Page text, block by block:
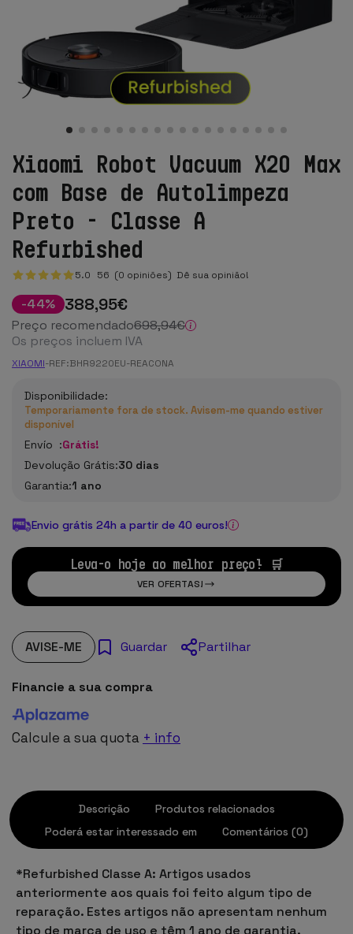
Xiaomi Robot Vacuum X20 Max
com Base de Autolimpeza
Preto - Classe A
Refurbished
5.0 56 (0 opiniões) Dê sua opinião!
-44% 388,95€
Preço recomendado698,94€
Os preços incluem IVA
XIAOMI-REF:BHR9220EU-REACONA
Disponibilidade:
Temporariamente fora de stock. Avisem-me quando estiver
disponível
Envío :Grátis!
Devolução Grátis:30 dias
Garantia:1 ano
Envio grátis 24h a partir de 40 euros!
Leva-o hoje ao melhor preço! 🛒
VER OFERTAS!
AVISE-ME Guardar Partilhar
Financie a sua compra
Calcule a sua quota + info
Descrição
Produtos relacionados
Poderá estar interessado em
Comentários (0)
*Refurbished Classe A: Artigos usados
anteriormente aos quais foi feito algum tipo de
reparação. Estes artigos não apresentam nenhum
tipo de marca de uso e têm 1 ano de garantia.